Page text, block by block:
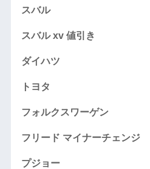
スバル
スバル xv 値引き
ダイハツ
トヨタ
フォルクスワーゲン
フリード マイナーチェンジ
プジョー